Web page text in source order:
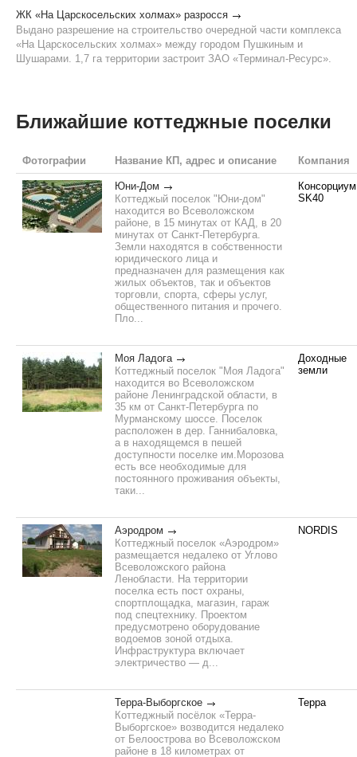
ЖК «На Царскосельских холмах» разросся
Выдано разрешение на строительство очередной части комплекса
«На Царскосельских холмах» между городом Пушкиным и
Шушарами. 1,7 га территории застроит ЗАО «Терминал-Ресурс».
Ближайшие коттеджные поселки
Фотографии Название КП, адрес и описание Компания
Юни-Дом
Коттеджый поселок "Юни-дом"
находится во Всеволожском
районе, в 15 минутах от КАД, в 20
минутах от Санкт-Петербурга.
Земли находятся в собственности
юридического лица и
предназначен для размещения как
жилых объектов, так и объектов
торговли, спорта, сферы услуг,
общественного питания и прочего.
Пло...
Консорциум
SK40
Моя Ладога
Коттеджный поселок "Моя Ладога"
находится во Всеволожском
районе Ленинградской области, в
35 км от Санкт-Петербурга по
Мурманскому шоссе. Поселок
расположен в дер. Ганнибаловка,
а в находящемся в пешей
доступности поселке им.Морозова
есть все необходимые для
постоянного проживания объекты,
таки...
Доходные
земли
Аэродром
Коттеджный поселок «Аэродром»
размещается недалеко от Углово
Всеволожского района
Ленобласти. На территории
поселка есть пост охраны,
спортплощадка, магазин, гараж
под спецтехнику. Проектом
предусмотрено оборудование
водоемов зоной отдыха.
Инфраструктура включает
электричество — д...
NORDIS
Терра-Выборгское
Коттеджный посёлок «Терра-
Выборгское» возводится недалеко
от Белоострова во Всеволожском
районе в 18 километрах от
Терра